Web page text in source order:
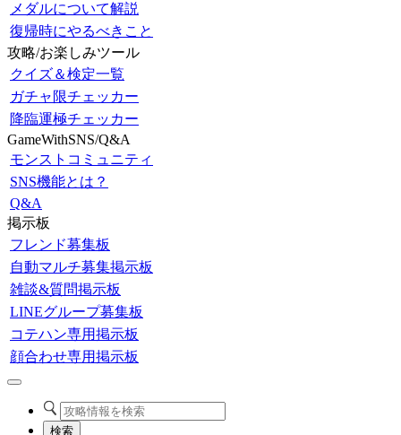
メダルについて解説
復帰時にやるべきこと
攻略/お楽しみツール
クイズ＆検定一覧
ガチャ限チェッカー
降臨運極チェッカー
GameWithSNS/Q&A
モンストコミュニティ
SNS機能とは？
Q&A
掲示板
フレンド募集板
自動マルチ募集掲示板
雑談&質問掲示板
LINEグループ募集板
コテハン専用掲示板
顔合わせ専用掲示板
検索